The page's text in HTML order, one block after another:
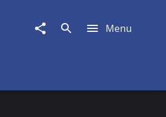
Menu